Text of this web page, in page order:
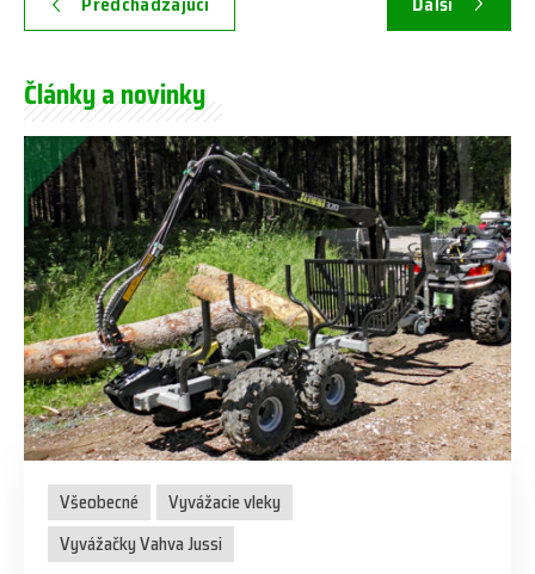
Články a novinky
Všeobecné
Vyvážacie vleky
Vyvážačky Vahva Jussi